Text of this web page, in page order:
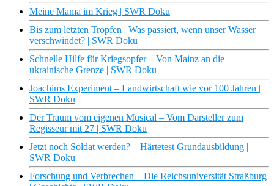
Meine Mama im Krieg | SWR Doku
Bis zum letzten Tropfen | Was passiert, wenn unser Wasser
verschwindet? | SWR Doku
Schnelle Hilfe für Kriegsopfer – Von Mainz an die
ukrainische Grenze | SWR Doku
Joachims Experiment – Landwirtschaft wie vor 100 Jahren |
SWR Doku
Der Traum vom eigenen Musical – Vom Darsteller zum
Regisseur mit 27 | SWR Doku
Jetzt noch Soldat werden? – Härtetest Grundausbildung |
SWR Doku
Forschung und Verbrechen – Die Reichsuniversität Straßburg